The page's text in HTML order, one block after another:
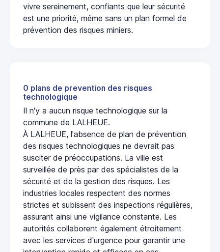
vivre sereinement, confiants que leur sécurité
est une priorité, même sans un plan formel de
prévention des risques miniers.
0 plans de prevention des risques
technologique
Il n'y a aucun risque technologique sur la
commune de LALHEUE.
À LALHEUE, l'absence de plan de prévention
des risques technologiques ne devrait pas
susciter de préoccupations. La ville est
surveillée de près par des spécialistes de la
sécurité et de la gestion des risques. Les
industries locales respectent des normes
strictes et subissent des inspections régulières,
assurant ainsi une vigilance constante. Les
autorités collaborent également étroitement
avec les services d'urgence pour garantir une